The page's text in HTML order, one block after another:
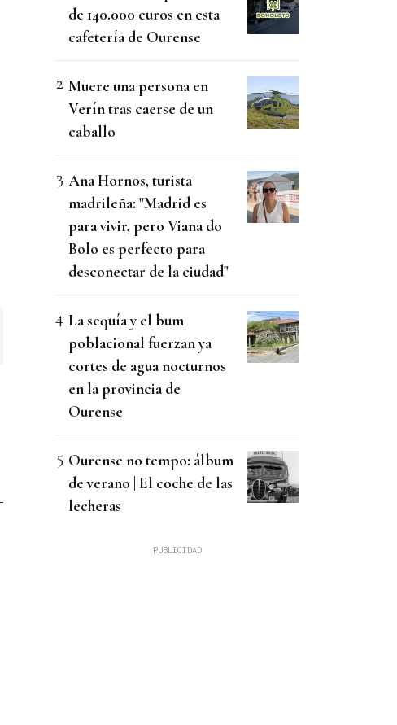
de 140.000 euros en esta
cafetería de Ourense
Muere una persona en
Verín tras caerse de un
caballo
Ana Hornos, turista
madrileña: "Madrid es
para vivir, pero Viana do
Bolo es perfecto para
desconectar de la ciudad"
La sequía y el bum
poblacional fuerzan ya
cortes de agua nocturnos
en la provincia de
Ourense
Ourense no tempo: álbum
de verano | El coche de las
lecheras